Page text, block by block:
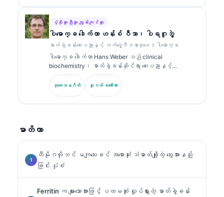
ထုတ်ဝေထားသည်။.
ပံ့ပိုးကူညီသူ ကျွမ်းကျင်သူ
ပါမောက္ခ ဒေါက်တာ ဟန်းစ် ဝီဘာ၊ ပါရဂူဘွဲ့
ဓာတ်ခွဲခန်းဆေးပညာနှင့် လက်တွေ့ဇီဝဓာတုဗေဒ ပါမောက္ခ
ပါမောက္ခ ဒေါက်တာ Hans Weber သည် clinical
biochemistry၊ ဓာတ်ခွဲခန်းဆိုင်ရာ ဆေးပညာနှင့်
biomarker သုတေသနတွင် အတွေ့အကြုံ 30+ နှစ်ရှိသည်။
German Society for Clinical Chemistry ၏ ယခင်
ဥက္ကဋ္ဌဟောင်းဖြစ်ပြီး ရောဂါရှာဖွေရေး panel ခွဲခြမ်းစိတ်ဖြာ
သုတေသနဂိတ် ဂူဂယ် စကော်လာ
မာတိကာ
ဟီမိုဂလိုဘင် မကျသေးခင် အစောဆုံး သံဓာတ်ချို့တဲ့ သွေးအားနည်း
ခြင်း ပုံစံ
Ferritin က များသောအားဖြင့် ပထမဆုံး လှုပ်ရှားတဲ့ ဓာတ်ခွဲခန်း